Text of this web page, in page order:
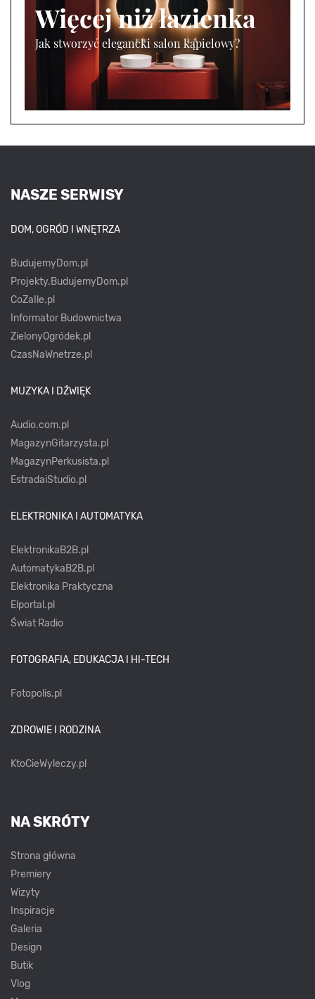
Więcej niż łazienka
Jak stworzyć elegancki salon kąpielowy?
NASZE SERWISY
DOM, OGRÓD I WNĘTRZA
BudujemyDom.pl
Projekty.BudujemyDom.pl
CoZaIle.pl
Informator Budownictwa
ZielonyOgródek.pl
CzasNaWnetrze.pl
MUZYKA I DŹWIĘK
Audio.com.pl
MagazynGitarzysta.pl
MagazynPerkusista.pl
EstradaiStudio.pl
ELEKTRONIKA I AUTOMATYKA
ElektronikaB2B.pl
AutomatykaB2B.pl
Elektronika Praktyczna
Elportal.pl
Świat Radio
FOTOGRAFIA, EDUKACJA I HI-TECH
Fotopolis.pl
ZDROWIE I RODZINA
KtoCieWyleczy.pl
NA SKRÓTY
Strona główna
Premiery
Wizyty
Inspiracje
Galeria
Design
Butik
Vlog